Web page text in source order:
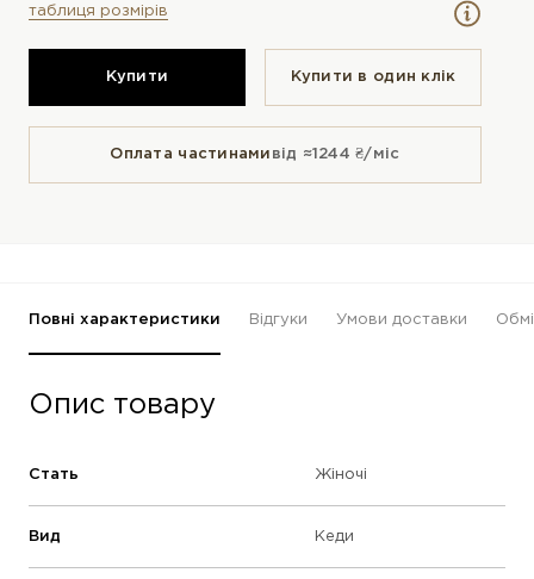
таблиця розмірів
Купити Купити в один клiк
Оплата частинами від ≈1244 ₴/міс
Повні характеристики Відгуки Умови доставки
Опис товару
Стать Жіночі
Вид Кеди